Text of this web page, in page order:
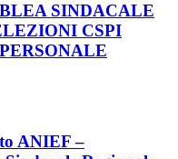
SINDACALE
CSPI
ANIEF –